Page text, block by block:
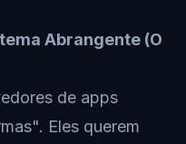
Abrangente (O
de apps
Eles querem